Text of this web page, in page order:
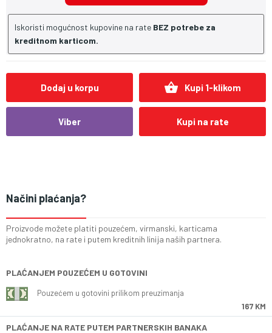
Iskoristi mogućnost kupovine na rate BEZ potrebe za
kreditnom karticom.
Dodaj u korpu shopping_basket Kupi 1-klikom
Viber Kupi na rate
Načini plaćanja?
Proizvode možete platiti pouzećem, virmanski, karticama
jednokratno, na rate i putem kreditnih linija naših partnera.
PLAĆANJEM POUZEĆEM U GOTOVINI
Pouzećem u gotovini prilikom preuzimanja
167 KM
PLAĆANJE NA RATE PUTEM PARTNERSKIH BANAKA